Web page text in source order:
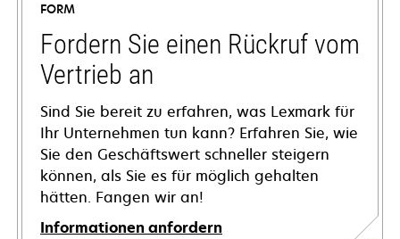
FORM
Fordern Sie einen Rückruf vom
Vertrieb an
Sind Sie bereit zu erfahren, was Lexmark für
Ihr Unternehmen tun kann? Erfahren Sie, wie
Sie den Geschäftswert schneller steigern
können, als Sie es für möglich gehalten
hätten. Fangen wir an!
Informationen anfordern